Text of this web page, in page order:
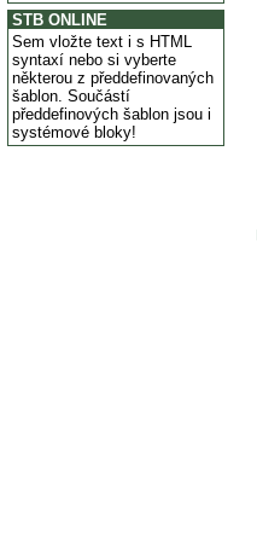
STB ONLINE
Sem vložte text i s HTML
syntaxí nebo si vyberte
některou z předdefinovaných
šablon. Součástí
předdefinových šablon jsou i
systémové bloky!